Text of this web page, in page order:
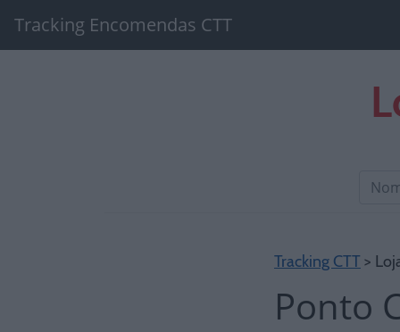
Tracking Encomendas CTT
Tracking CTT >
Ponto